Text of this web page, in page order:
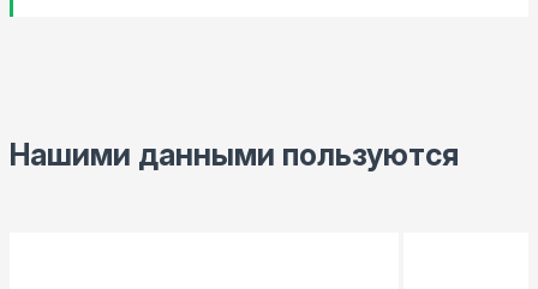
Нашими данными пользуются